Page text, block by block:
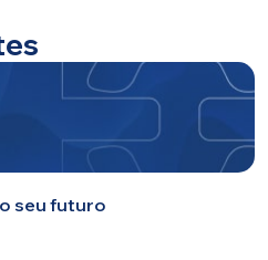
seu futuro